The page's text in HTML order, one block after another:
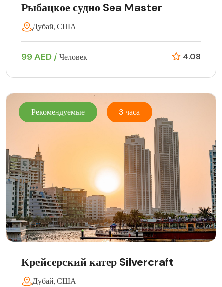
Рыбацкое судно Sea Master
Дубай, США
99 AED / Человек 4.08
Рекомендуемые 3 часа
Крейсерский катер Silvercraft
Дубай, США